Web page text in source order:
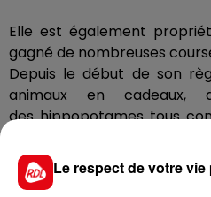
Elle est également
gagné de nombreuses
Depuis le début de son
animaux en
des hippopotames tous
3/ UNE REINE HIGH TECH
Le respect de votre